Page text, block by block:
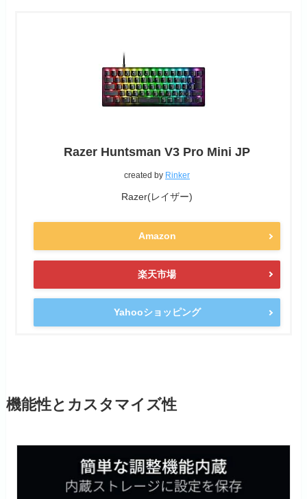
Razer Huntsman V3 Pro Mini JP
created by Rinker
Razer(レイザー)
Amazon
楽天市場
Yahooショッピング
機能性とカスタマイズ性